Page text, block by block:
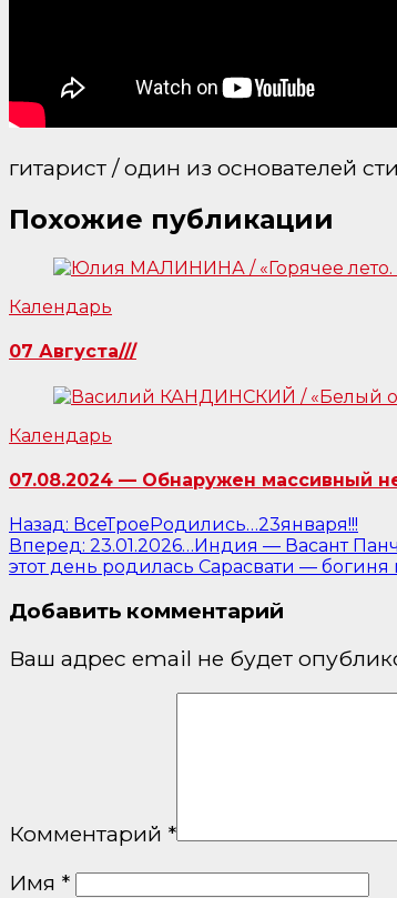
гитарист / один из основателей
Похожие публикации
Календарь
07 Августа///
Календарь
07.08.2024 — Обнаружен массивный
Навигация
по
Назад: ВсеТроеРодились…23января!!!
Вперед: 23.01.2026…Индия — Васант
этот день родилась Сарасвати — богиня
Добавить комментарий
Ваш адрес email не будет
Комментарий *
Имя *